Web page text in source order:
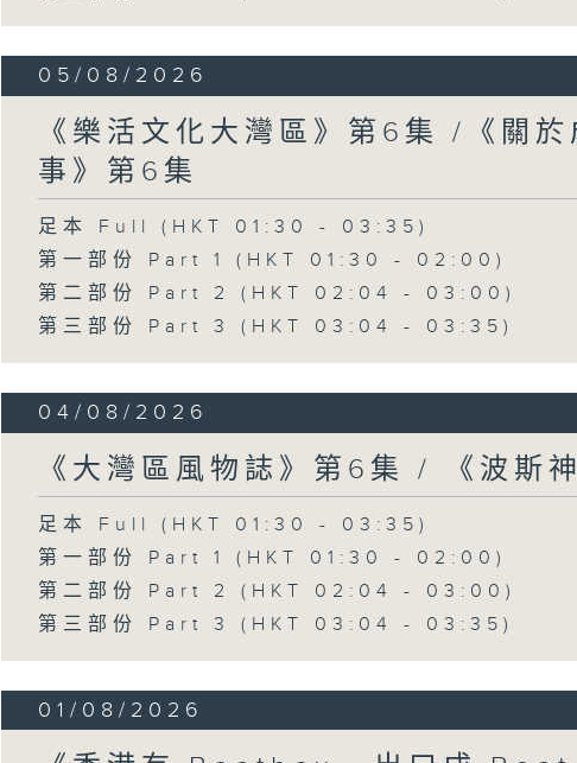
05/08/2026
《樂活文化大灣區》第6集 /《關
事》第6集
足本 Full (HKT 01:30 - 03:35)
第一部份 Part 1 (HKT 01:30 - 02:00)
第二部份 Part 2 (HKT 02:04 - 03:00)
第三部份 Part 3 (HKT 03:04 - 03:35)
04/08/2026
《大灣區風物誌》第6集 / 《波斯
足本 Full (HKT 01:30 - 03:35)
第一部份 Part 1 (HKT 01:30 - 02:00)
第二部份 Part 2 (HKT 02:04 - 03:00)
第三部份 Part 3 (HKT 03:04 - 03:35)
01/08/2026